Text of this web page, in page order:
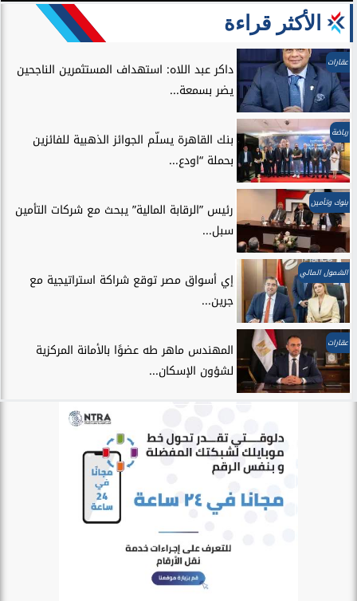
الأكثر قراءة
عقارات
داكر عبد اللاه: استهداف المستثمرين الناجحين
يضر بسمعة...
رياضة
بنك القاهرة يسلّم الجوائز الذهبية للفائزين
بحملة “اودع...
بنوك وتأمين
رئيس ”الرقابة المالية” يبحث مع شركات التأمين
سبل...
الشمول المالي
إي أسواق مصر توقع شراكة استراتيجية مع
جرين...
عقارات
المهندس ماهر طه عضوًا بالأمانة المركزية
لشؤون الإسكان...